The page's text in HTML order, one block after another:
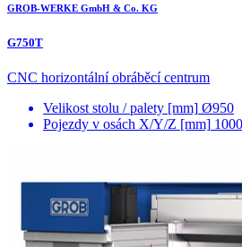
GROB-WERKE GmbH & Co. KG
G750T
CNC horizontální obráběcí centrum
Velikost stolu / palety [mm] Ø950
Pojezdy v osách X/Y/Z [mm]